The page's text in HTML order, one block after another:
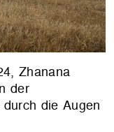
Zhanana
der
die Augen